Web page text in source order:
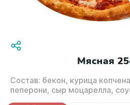
Мясная
Состав: бекон, курица
пеперони, сыр моцарелла,